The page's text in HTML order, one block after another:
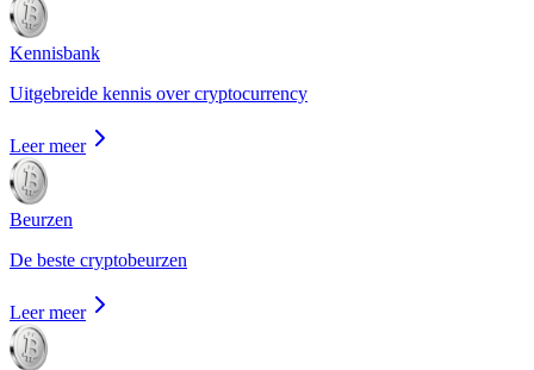
Kennisbank
Uitgebreide kennis over cryptocurrency
Leer meer
Beurzen
De beste cryptobeurzen
Leer meer